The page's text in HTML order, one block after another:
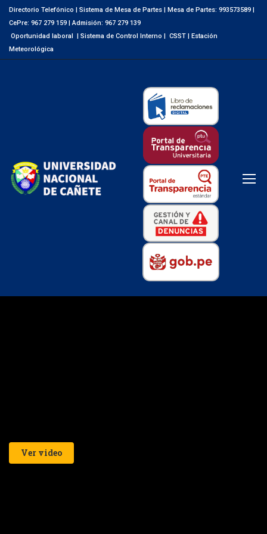
Directorio Telefónico | Sistema de Mesa de Partes | Mesa de Partes: 993573589 |
CePre: 967 279 159 |Admisión: 967 279 139
Oportunidad laboral | Sistema de Control Interno | CSST | Estación
Meteorológica
Ver video